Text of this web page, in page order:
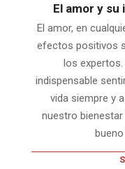
El amor y su
El amor, en
efectos positivos
los
indispensable
vida siempre y
nuestro